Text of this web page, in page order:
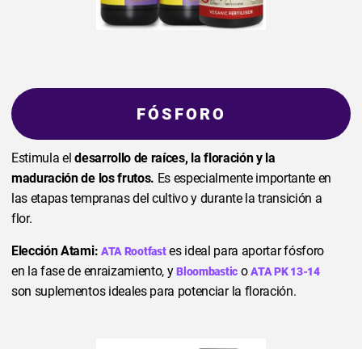
FÓSFORO
Estimula eldesarrollo de raíces, la floración y la
maduración de los frutos. Es especialmente importante en
las etapas tempranas del cultivo y durante la transición a
flor.
Elección Atami: ATA Rootfastes ideal para aportar fósforo
en la fase de enraizamiento, yBloombastic oATA PK 13-14
son suplementos ideales para potenciar la floración.